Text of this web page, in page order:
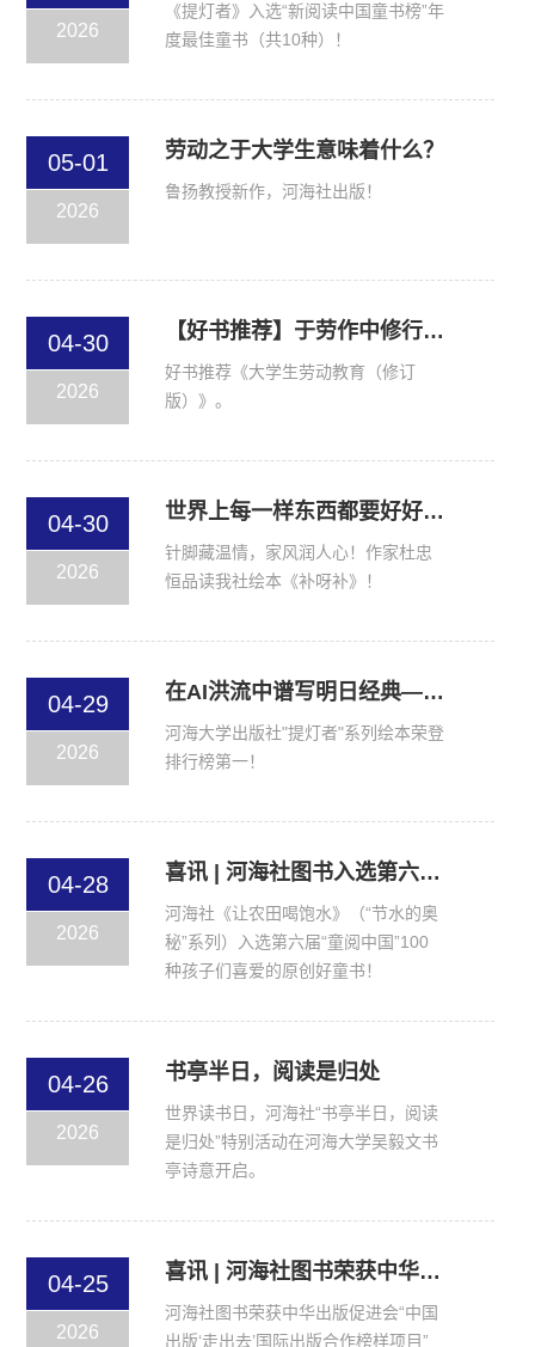
2026
《提灯者》入选“新阅读中国童书榜”年
度最佳童书（共10种）！
05-01
2026
劳动之于大学生意味着什么？
鲁扬教授新作，河海社出版！
04-30
2026
【好书推荐】于劳作中修行，在实践中成长
好书推荐《大学生劳动教育（修订
版）》。
04-30
2026
世界上每一样东西都要好好爱护，尤其是心，因为——心生万物
针脚藏温情，家风润人心！作家杜忠
恒品读我社绘本《补呀补》！
04-29
2026
在AI洪流中谱写明日经典——2025年度第十三届“新阅读中国童书榜”隆重发布
河海大学出版社"提灯者"系列绘本荣登
排行榜第一！
04-28
2026
喜讯 | 河海社图书入选第六届“童阅中国”100种孩子们喜爱的原创好童书
河海社《让农田喝饱水》（“节水的奥
秘”系列）入选第六届“童阅中国”100
种孩子们喜爱的原创好童书！
04-26
2026
书亭半日，阅读是归处
世界读书日，河海社“书亭半日，阅读
是归处”特别活动在河海大学吴毅文书
亭诗意开启。
04-25
2026
喜讯 | 河海社图书荣获中华出版促进会“中国出版‘走出去’国际出版合作榜样项目”
河海社图书荣获中华出版促进会“中国
出版‘走出去’国际出版合作榜样项目”